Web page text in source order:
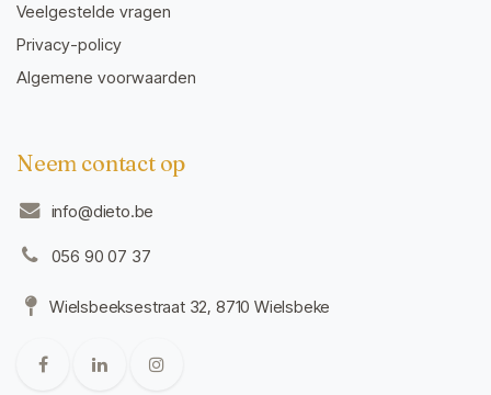
Veelgestelde vragen
Privacy-policy
Algemene voorwaarden
Neem contact op
info@dieto.be
056 90 07 37
Wielsbeeksestraat 32, 8710 Wielsbeke